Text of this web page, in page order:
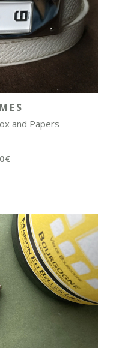
and Papers